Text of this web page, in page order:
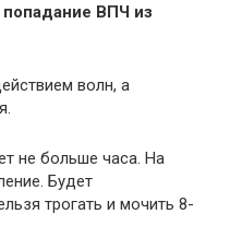
ВПЧ из
волн, а
не больше часа. На
Будет
трогать и мочить 8-